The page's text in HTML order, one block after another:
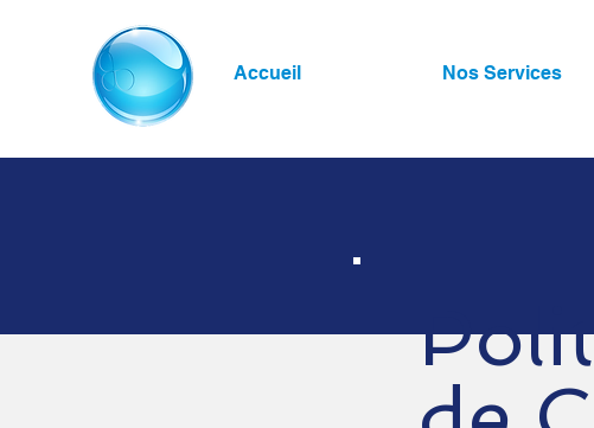
Accueil Nos Services